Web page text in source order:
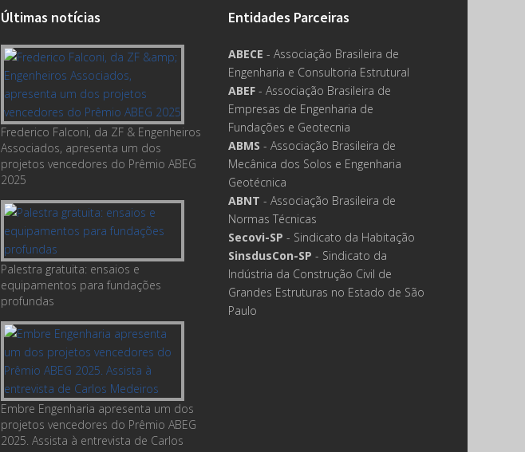
Últimas notícias
Frederico Falconi, da ZF & Engenheiros
Associados, apresenta um dos
projetos vencedores do Prêmio ABEG
2025
Palestra gratuita: ensaios e
equipamentos para fundações
profundas
Embre Engenharia apresenta um dos
projetos vencedores do Prêmio ABEG
2025. Assista à entrevista de Carlos
Entidades Parceiras
ABECE - Associação Brasileira de
Engenharia e Consultoria Estrutural
ABEF - Associação Brasileira de
Empresas de Engenharia de
Fundações e Geotecnia
ABMS - Associação Brasileira de
Mecânica dos Solos e Engenharia
Geotécnica
ABNT - Associação Brasileira de
Normas Técnicas
Secovi-SP - Sindicato da Habitação
SinsdusCon-SP - Sindicato da
Indústria da Construção Civil de
Grandes Estruturas no Estado de São
Paulo